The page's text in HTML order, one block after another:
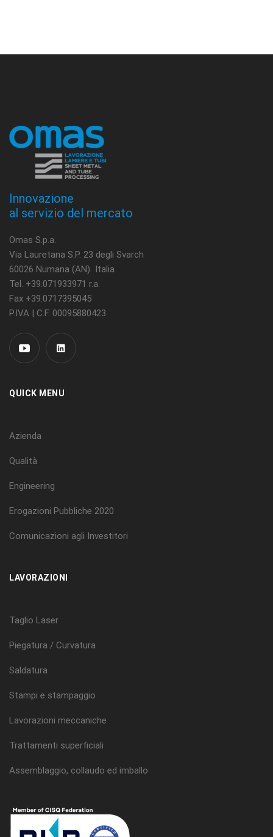
Innovazione
al servizio del mercato
Omas S.p.a.
Via Lauretana S.P. 23 degli Svarch
60026 Numana (AN) Italia
Tel. +39.071933971 r.a.
Fax +39.0717395045
P.IVA | C.F. 00095880423
QUICK MENU
Azienda
Qualità
Engineering
Erogazioni Pubbliche 2020
Comunicazioni agli Investitori
LAVORAZIONI
Taglio Laser
Piegatura / Curvatura
Saldatura
Stampi e stampaggio
Lavorazioni meccaniche
Trattamenti superficiali
Assemblaggio, collaudo ed imballo